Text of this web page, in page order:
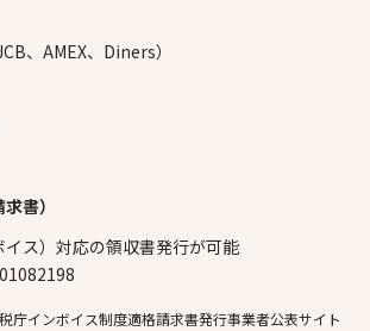
、AMEX、Diners）
書）
ス）対応の領収書発行が可能
庁インボイス制度適格請求書発行事業者公表サイト